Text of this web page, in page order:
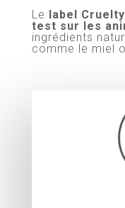
Le
label
test sur les
ingrédients
comme le miel